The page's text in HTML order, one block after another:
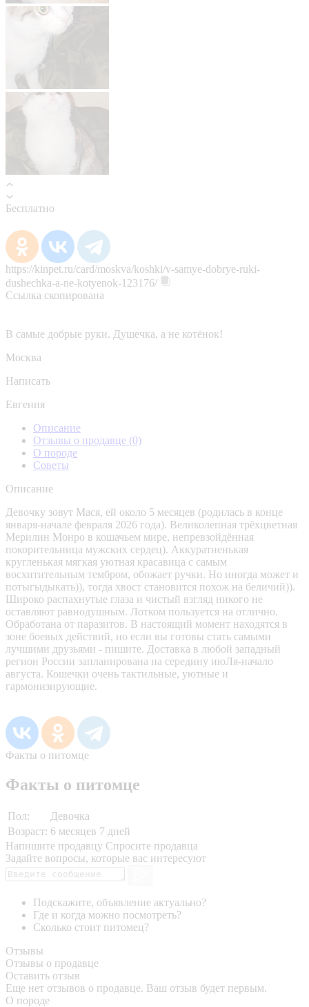
Бесплатно
https://kinpet.ru/card/moskva/koshki/v-samye-dobrye-ruki-
dushechka-a-ne-kotyenok-123176/
Ссылка скопирована
В самые добрые руки. Душечка, а не котёнок!
Москва
Написать
Евгения
Описание
Отзывы о продавце (0)
О породе
Советы
Описание
Девочку зовут Мася, ей около 5 месяцев (родилась в конце
января-начале февраля 2026 года). Великолепная трёхцветная
Мерилин Монро в кошачьем мире, непревзойдённая
покорительница мужских сердец). Аккуратненькая
кругленькая мягкая уютная красавица с самым
восхитительным тембром, обожает ручки. Но иногда может и
потыгыдыкать)), тогда хвост становится похож на беличий)).
Широко распахнутые глаза и чистый взгляд никого не
оставляют равнодушным. Лотком пользуется на отлично.
Обработана от паразитов. В настоящий момент находятся в
зоне боевых действий, но если вы готовы стать самыми
лучшими друзьями - пишите. Доставка в любой западный
регион России запланирована на середину июЛя-начало
августа. Кошечки очень тактильные, уютные и
гармонизирующие.
Факты о питомце
Факты о питомце
Пол:
Девочка
Возраст: 6 месяцев 7 дней
Напишите продавцу Спросите продавца
Задайте вопросы, которые вас интересуют
Подскажите, объявление актуально?
Где и когда можно посмотреть?
Сколько стоит питомец?
Отзывы
Отзывы о продавце
Оставить отзыв
Еще нет отзывов о продавце. Ваш отзыв будет первым.
О породе